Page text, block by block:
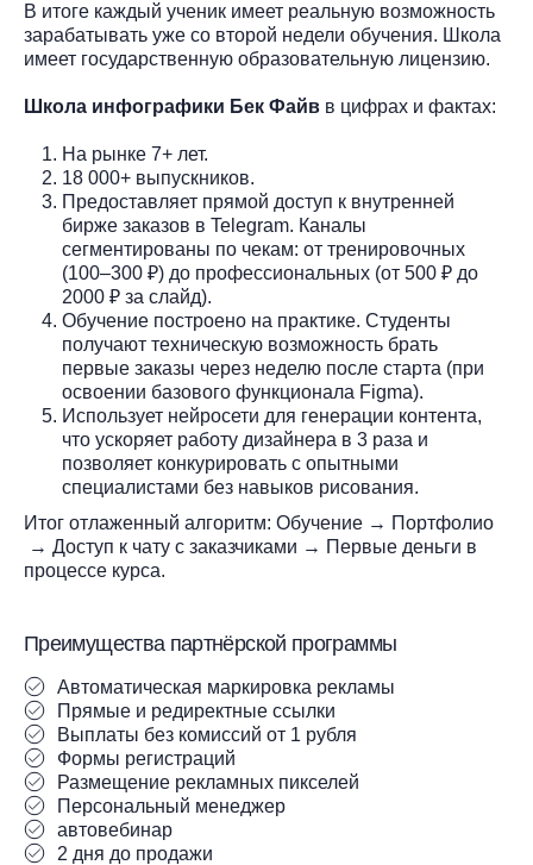
В итоге каждый ученик имеет реальную возможность
зарабатывать уже со второй недели обучения. Школа
имеет государственную образовательную лицензию.
Школа инфографики Бек Файв в цифрах и фактах:
На рынке 7+ лет.
18 000+ выпускников.
Предоставляет прямой доступ к внутренней
бирже заказов в Telegram. Каналы
сегментированы по чекам: от тренировочных
(100–300 ₽) до профессиональных (от 500 ₽ до
2000 ₽ за слайд).
Обучение построено на практике. Студенты
получают техническую возможность брать
первые заказы через неделю после старта (при
освоении базового функционала Figma).
Использует нейросети для генерации контента,
что ускоряет работу дизайнера в 3 раза и
позволяет конкурировать с опытными
специалистами без навыков рисования.
Итог отлаженный алгоритм: Обучение → Портфолио
→ Доступ к чату с заказчиками → Первые деньги в
процессе курса.
Преимущества партнёрской программы
Автоматическая маркировка рекламы
Прямые и редиректные ссылки
Выплаты без комиссий от 1 рубля
Формы регистраций
Размещение рекламных пикселей
Персональный менеджер
автовебинар
2 дня до продажи